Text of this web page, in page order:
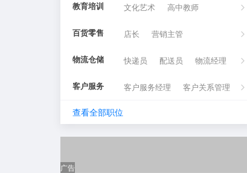
会计助理
教育培训 文化艺术 高中教师
初中教师
百货零售 店长 营销主管
营业员/店员
物流仓储 快递员 配送员 物流经理
客户服务 客户服务经理 客户关系管理
餐饮休闲
外贸服务
房产建筑
查看全部职位
广告